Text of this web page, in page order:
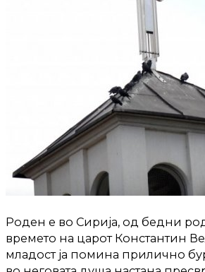
Роден е во Сирија, од бедни
времето на царот Константин
младост ја помина прилично